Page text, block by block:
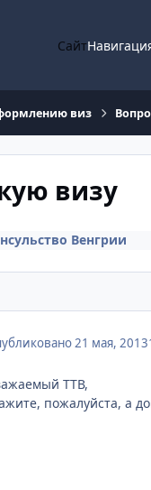
Сайт
виз
визу
Венгрии
21 мая, 2013
ТТВ,
пожалуйста, а